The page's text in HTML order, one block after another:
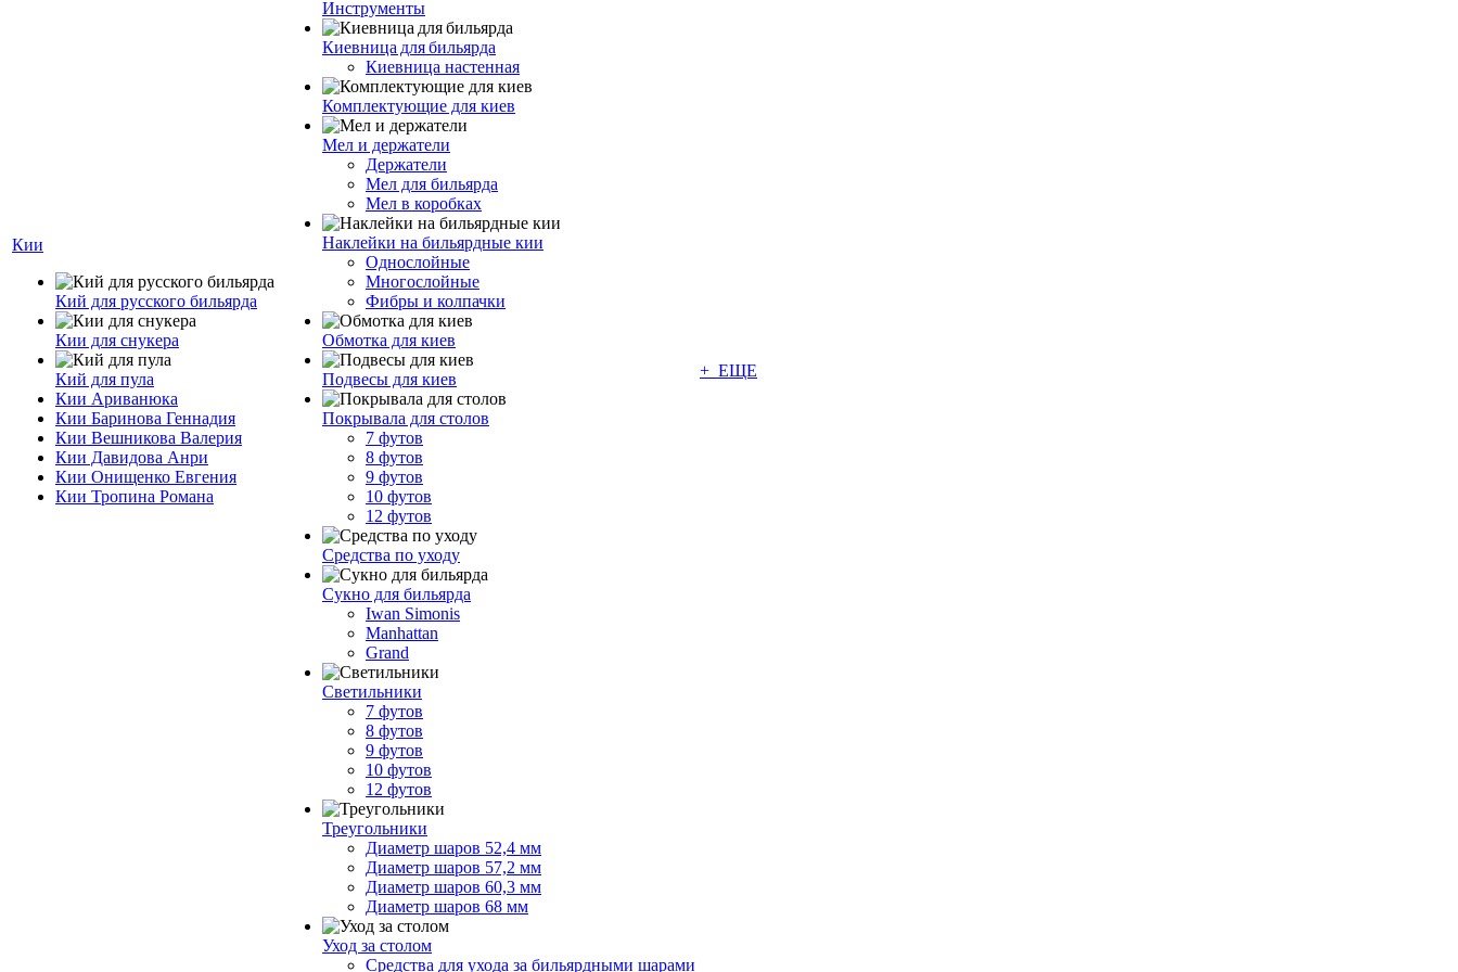
Кии
Кий для русского бильярда
Кии для снукера
Кий для пула
Кии Ариванюка
Кии Баринова Геннадия
Кии Вешникова Валерия
Кии Давидова Анри
Кии Онищенко Евгения
Кии Тропина Романа
Инструменты
Киевница для бильярда
Киевница настенная
Комплектующие для киев
Мел и держатели
Держатели
Мел для бильярда
Мел в коробках
Наклейки на бильярдные кии
Однослойные
Многослойные
Фибры и колпачки
Обмотка для киев
Подвесы для киев
Покрывала для столов
7 футов
8 футов
9 футов
10 футов
12 футов
Средства по уходу
Сукно для бильярда
Iwan Simonis
Manhattan
Grand
Светильники
7 футов
8 футов
9 футов
10 футов
12 футов
Треугольники
Диаметр шаров 52,4 мм
Диаметр шаров 57,2 мм
Диаметр шаров 60,3 мм
Диаметр шаров 68 мм
Уход за столом
Средства для ухода за бильярдными шарами
+ ЕЩЕ